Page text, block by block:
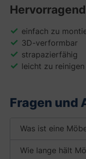
einfach zu
3D-verformbar
strapazierfähig
leicht zu
Fragen und
Was ist eine
Wie lange hält